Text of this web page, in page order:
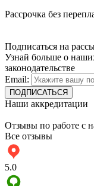
Рассрочка без
Подписаться на
Узнай больше о
законодательстве
Email:
Наши аккредитации
Отзывы по работе с
Все отзывы
5.0